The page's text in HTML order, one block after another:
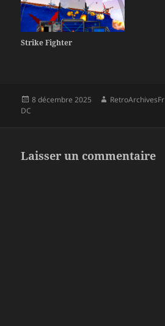
Strike Fighter
Publié
8 décembre 2025 Auteur
RetroArchivesFr
DC
Laisser un commentaire